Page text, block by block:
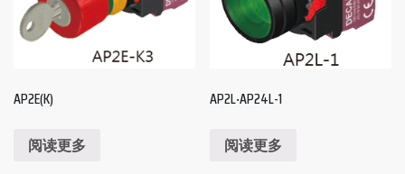
AP2E(K)
阅读更多
AP2L‧AP24L-1
阅读更多